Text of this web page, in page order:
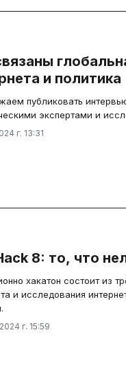
и политика
публиковать
экспертами и
г. 13:31
8: то, что
хакатон состоит из
и исследования
г. 15:59